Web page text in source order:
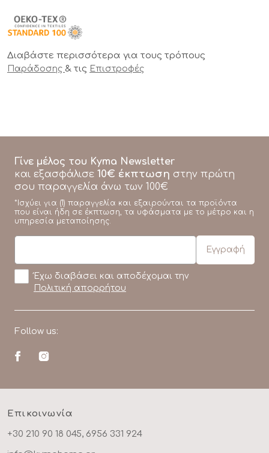
Διαβάστε περισσότερα για τους τρόπους
Παράδοσης & τις Επιστροφές
Γίνε μέλος του Kyma Newsletter
και εξασφάλισε 10€ έκπτωση στην πρώτη
σου παραγγελία άνω των 100€
*Ισχύει για (1) παραγγελία και εξαιρούνται τα προϊόντα
που είναι ήδη σε έκπτωση, τα υφάσματα με το μέτρο και η
υπηρεσία μεταποίησης.
Έχω διαβάσει και αποδέχομαι την
Πολιτική απορρήτου
Follow us:
Επικοινωνία
+30 210 90 18 045, 6956 331 924